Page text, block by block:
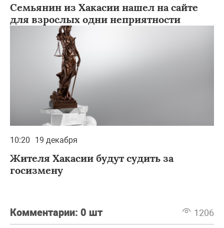
Семьянин из Хакасии нашел на сайте
для взрослых одни неприятности
10:20 19 декабря
Жителя Хакасии будут судить за
госизмену
Комментарии: 0 шт 1206